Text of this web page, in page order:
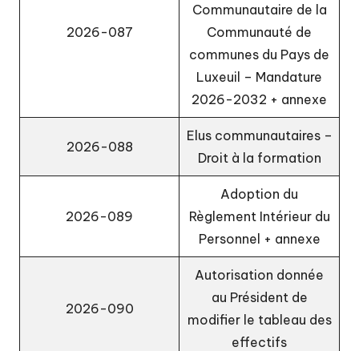
2026-087
Communautaire de la
Communauté de
communes du Pays de
Luxeuil – Mandature
2026-2032 + annexe
2026-088
Elus communautaires –
Droit à la formation
2026-089
Adoption du
Règlement Intérieur du
Personnel + annexe
2026-090
Autorisation donnée
au Président de
modifier le tableau des
effectifs